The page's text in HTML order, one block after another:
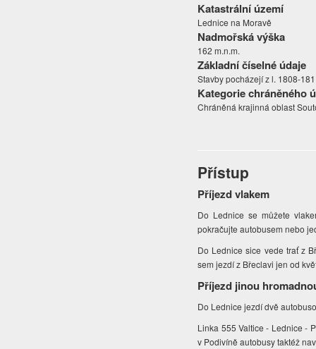
Katastrální území
Lednice na Moravě
Nadmořská výška
162 m.n.m.
Základní číselné údaje
Stavby pocházejí z l. 1808-
Kategorie chráněného
Chráněná krajinná oblast
Přístup
Příjezd vlakem
Do Lednice se můžete
pokračujte autobusem nebo
Do Lednice sice vede trať z
sem jezdí z Břeclavi jen od
Příjezd jinou
Do Lednice jezdí dvě
Linka 555 Valtice - Lednice -
v Podivíně autobusy taktéž